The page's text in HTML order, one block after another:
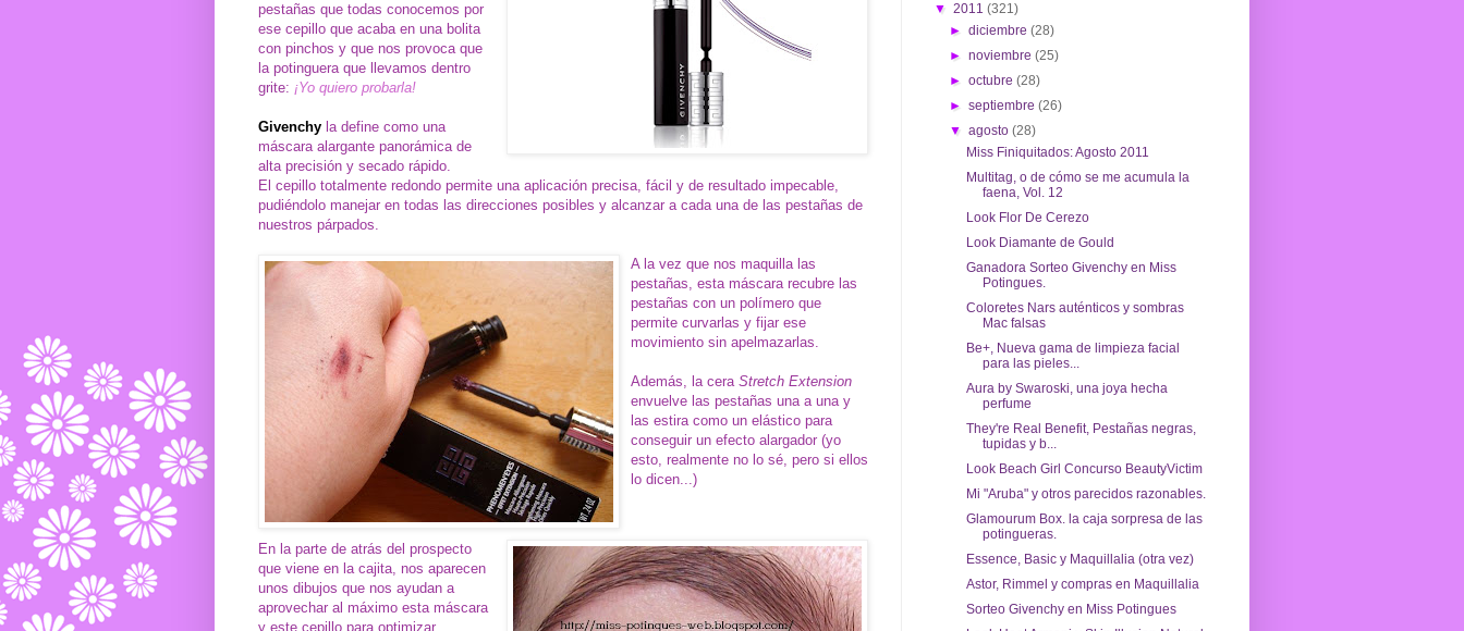
pestañas que todas conocemos por
ese cepillo que acaba en una bolita
con pinchos y que nos provoca que
la potinguera que llevamos dentro
grite: ¡Yo quiero probarla!
Givenchy la define como una
máscara alargante panorámica de
alta precisión y secado rápido.
El cepillo totalmente redondo permite una aplicación precisa, fácil y de resultado impecable,
pudiéndolo manejar en todas las direcciones posibles y alcanzar a cada una de las pestañas de
nuestros párpados.
A la vez que nos maquilla las
pestañas, esta máscara recubre las
pestañas con un polímero que
permite curvarlas y fijar ese
movimiento sin apelmazarlas.
Además, la cera Stretch Extension
envuelve las pestañas una a una y
las estira como un elástico para
conseguir un efecto alargador (yo
esto, realmente no lo sé, pero si ellos
lo dicen...)
En la parte de atrás del prospecto
que viene en la cajita, nos aparecen
unos dibujos que nos ayudan a
aprovechar al máximo esta máscara
y este cepillo para optimizar
▼ 2011 (321)
►diciembre(28)
►noviembre(25)
►octubre(28)
►septiembre(26)
▼agosto(28)
Miss Finiquitados: Agosto 2011
Multitag, o de cómo se me acumula la
faena, Vol. 12
Look Flor De Cerezo
Look Diamante de Gould
Ganadora Sorteo Givenchy en Miss
Potingues.
Coloretes Nars auténticos y sombras
Mac falsas
Be+, Nueva gama de limpieza facial
para las pieles...
Aura by Swaroski, una joya hecha
perfume
They're Real Benefit, Pestañas negras,
tupidas y b...
Look Beach Girl Concurso BeautyVictim
Mi "Aruba" y otros parecidos razonables.
Glamourum Box. la caja sorpresa de las
potingueras.
Essence, Basic y Maquillalia (otra vez)
Astor, Rimmel y compras en Maquillalia
Sorteo Givenchy en Miss Potingues